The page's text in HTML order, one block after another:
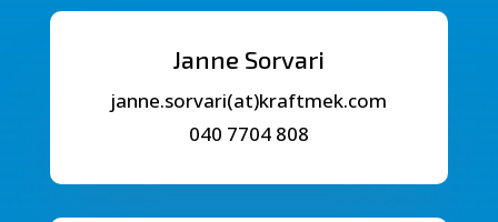
Janne Sorvari
janne.sorvari(at)kraftmek.com
040 7704 808